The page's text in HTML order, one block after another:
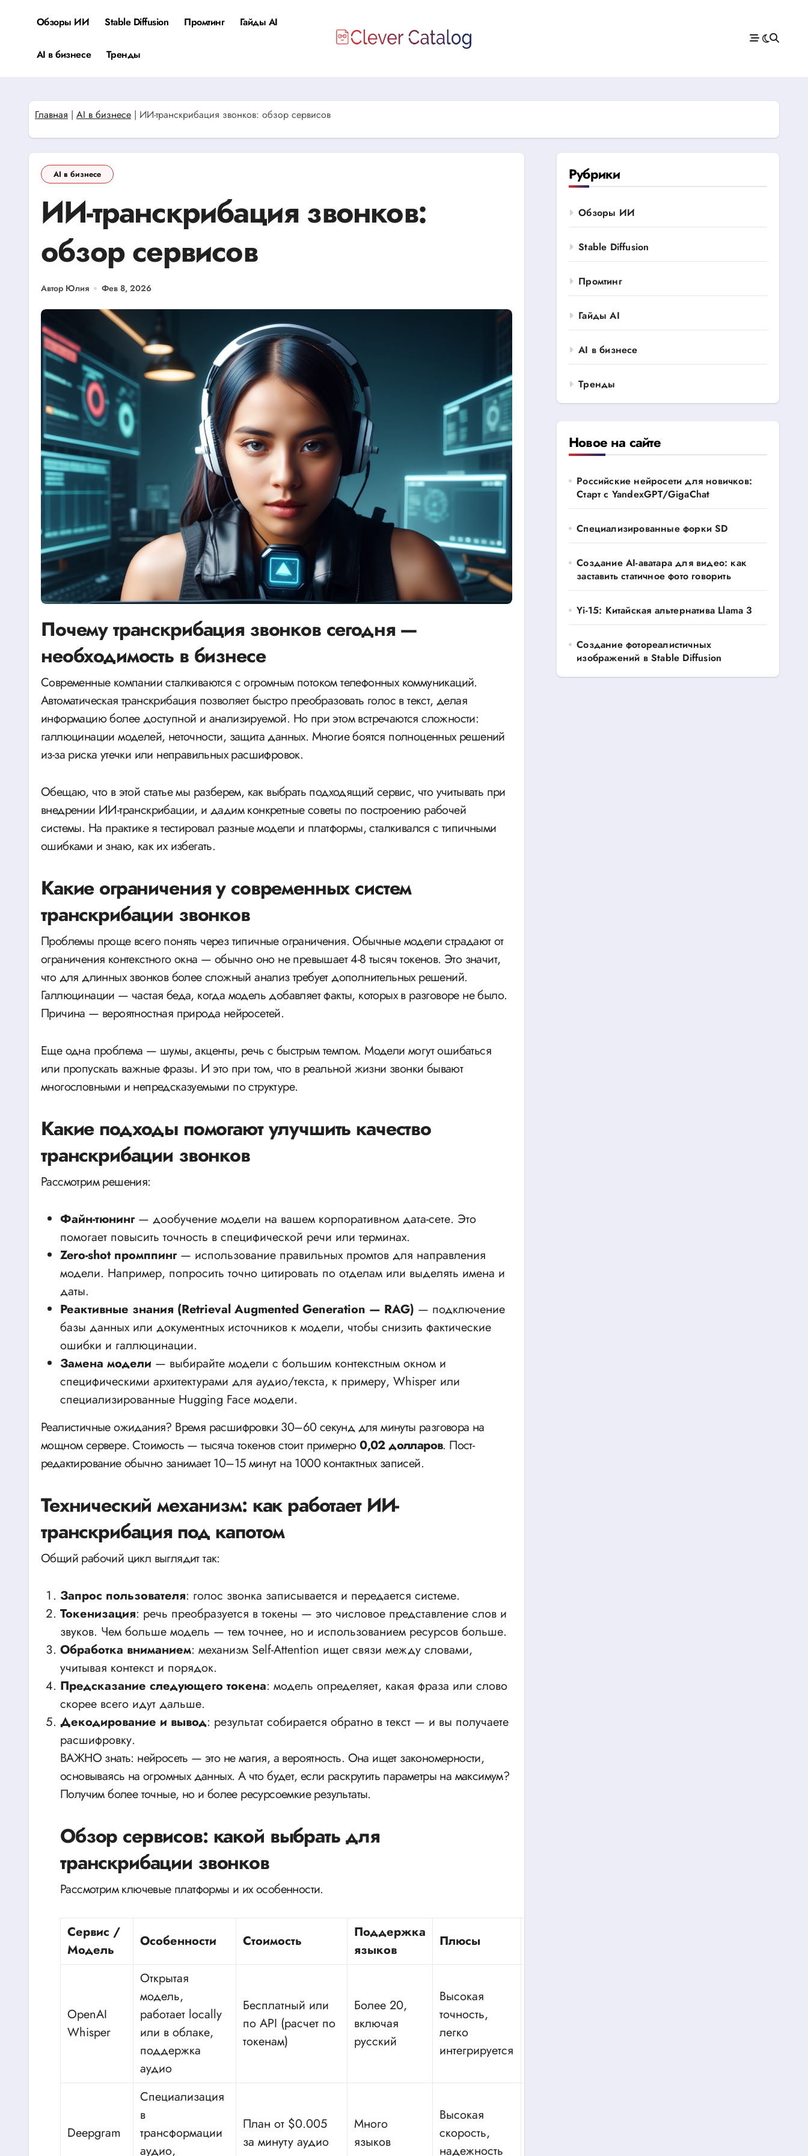
Обзоры ИИ Stable Diffusion Промтинг Гайды AI
AI в бизнесе Тренды
Главная | AI в бизнесе | ИИ-транскрибация звонков: обзор сервисов
AI в бизнесе
ИИ-транскрибация звонков:
обзор сервисов
Автор Юлия Фев 8, 2026
Почему транскрибация звонков сегодня —
необходимость в бизнесе
Современные компании сталкиваются с огромным потоком телефонных коммуникаций.
Автоматическая транскрибация позволяет быстро преобразовать голос в текст, делая
информацию более доступной и анализируемой. Но при этом встречаются сложности:
галлюцинации моделей, неточности, защита данных. Многие боятся полноценных решений
из-за риска утечки или неправильных расшифровок.
Обещаю, что в этой статье мы разберем, как выбрать подходящий сервис, что учитывать при
внедрении ИИ-транскрибации, и дадим конкретные советы по построению рабочей
системы. На практике я тестировал разные модели и платформы, сталкивался с типичными
ошибками и знаю, как их избегать.
Какие ограничения у современных систем
транскрибации звонков
Проблемы проще всего понять через типичные ограничения. Обычные модели страдают от
ограничения контекстного окна — обычно оно не превышает 4-8 тысяч токенов. Это значит,
что для длинных звонков более сложный анализ требует дополнительных решений.
Галлюцинации — частая беда, когда модель добавляет факты, которых в разговоре не было.
Причина — вероятностная природа нейросетей.
Еще одна проблема — шумы, акценты, речь с быстрым темпом. Модели могут ошибаться
или пропускать важные фразы. И это при том, что в реальной жизни звонки бывают
многословными и непредсказуемыми по структуре.
Какие подходы помогают улучшить качество
транскрибации звонков
Рассмотрим решения:
Файн-тюнинг— дообучение модели на вашем корпоративном дата-сете. Это
помогает повысить точность в специфической речи или терминах.
Zero-shot промппинг— использование правильных промтов для направления
модели. Например, попросить точно цитировать по отделам или выделять имена и
даты.
Реактивные знания (Retrieval Augmented Generation — RAG) — подключение
базы данных или документных источников к модели, чтобы снизить фактические
ошибки и галлюцинации.
Замена модели — выбирайте модели с большим контекстным окном и
специфическими архитектурами для аудио/текста, к примеру, Whisper или
специализированные Hugging Face модели.
Реалистичные ожидания? Время расшифровки 30–60 секунд для минуты разговора на
мощном сервере. Стоимость — тысяча токенов стоит примерно0,02 долларов. Пост-
редактирование обычно занимает 10–15 минут на 1000 контактных записей.
Технический механизм: как работает ИИ-
транскрибация под капотом
Общий рабочий цикл выглядит так:
Запрос пользователя: голос звонка записывается и передается системе.
Токенизация: речь преобразуется в токены — это числовое представление слов и
звуков. Чем больше модель — тем точнее, но и использованием ресурсов больше.
Обработка вниманием: механизм Self-Attention ищет связи между словами,
учитывая контекст и порядок.
Предсказание следующего токена: модель определяет, какая фраза или слово
скорее всего идут дальше.
Декодирование и вывод: результат собирается обратно в текст — и вы получаете
расшифровку.
ВАЖНО знать: нейросеть — это не магия, а вероятность. Она ищет закономерности,
основываясь на огромных данных. А что будет, если раскрутить параметры на максимум?
Получим более точные, но и более ресурсоемкие результаты.
Обзор сервисов: какой выбрать для
транскрибации звонков
Рассмотрим ключевые платформы и их особенности.
Сервис /
Модель
Особенности Стоимость
Поддержка
языков
Плюсы
OpenAI
Whisper
Открытая
модель,
работает locally
или в облаке,
поддержка
аудио
Бесплатный или
по API (расчет по
токенам)
Более 20,
включая
русский
Высокая
точность,
легко
интегрируется
Deepgram
Специализация
в
трансформации
аудио,
План от $0.005
за минуту аудио
Много
языков
Высокая
скорость,
надежность
Рубрики
Обзоры ИИ
Stable Diffusion
Промтинг
Гайды AI
AI в бизнесе
Тренды
Новое на сайте
Российские нейросети для новичков:
Старт с YandexGPT/GigaChat
Специализированные форки SD
Создание AI-аватара для видео: как
заставить статичное фото говорить
Yi-15: Китайская альтернатива Llama 3
Создание фотореалистичных
изображений в Stable Diffusion